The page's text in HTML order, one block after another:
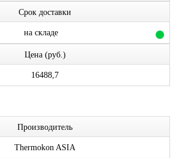
Срок доставки
на складе
Цена (руб.)
16488,7
Производитель
Thermokon ASIA